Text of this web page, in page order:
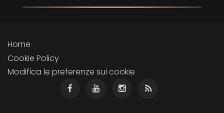
Home
Cookie Policy
Modifica le preferenze sui cookie